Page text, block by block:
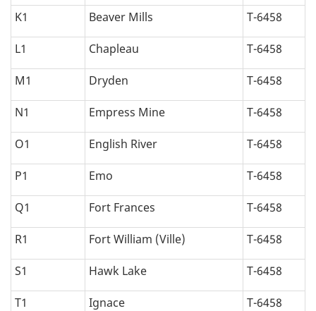
K1 Beaver Mills T-6458
L1 Chapleau T-6458
M1 Dryden T-6458
N1 Empress Mine T-6458
O1 English River T-6458
P1 Emo T-6458
Q1 Fort Frances T-6458
R1 Fort William (Ville) T-6458
S1 Hawk Lake T-6458
T1 Ignace T-6458